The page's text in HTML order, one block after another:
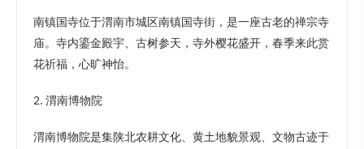
南镇国寺位于渭南市城区南镇国寺街，是一座古老的禅宗寺
庙。寺内鎏金殿宇、古树参天，寺外樱花盛开，春季来此赏
花祈福，心旷神怡。
2. 渭南博物院
渭南博物院是集陕北农耕文化、黄土地貌景观、文物古迹于